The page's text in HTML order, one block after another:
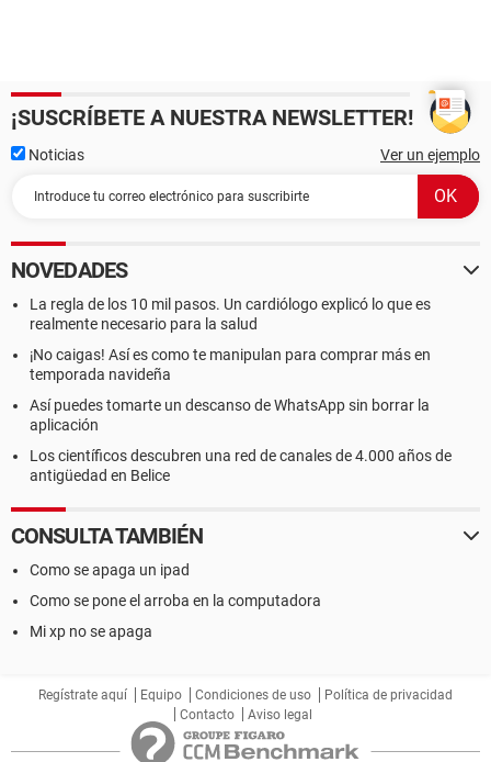
¡SUSCRÍBETE A NUESTRA NEWSLETTER!
Noticias Ver un ejemplo
NOVEDADES
La regla de los 10 mil pasos. Un cardiólogo explicó lo que es
realmente necesario para la salud
¡No caigas! Así es como te manipulan para comprar más en
temporada navideña
Así puedes tomarte un descanso de WhatsApp sin borrar la
aplicación
Los científicos descubren una red de canales de 4.000 años de
antigüedad en Belice
CONSULTA TAMBIÉN
Como se apaga un ipad
Como se pone el arroba en la computadora
Mi xp no se apaga
Regístrate aquí Equipo Condiciones de uso
Política de privacidad
Contacto
Aviso legal